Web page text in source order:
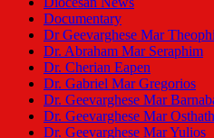
Documentary
Dr Geevarghese Mar
Dr. Abraham Mar Seraphim
Dr. Cherian Eapen
Dr. Gabriel Mar Gregorios
Dr. Geevarghese Mar
Dr. Geevarghese Mar
Dr. Geevarghese Mar Yulios